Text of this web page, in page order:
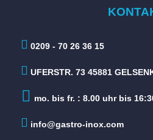
0209 - 70 26 36 15
UFERSTR. 73 45881
mo. bis fr. : 8.00 uhr bis
info@gastro-inox.com